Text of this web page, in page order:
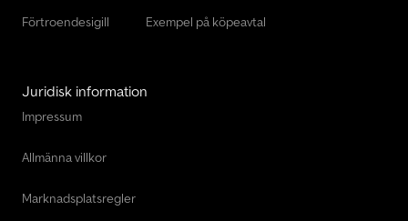
Förtroendesigill Exempel på köpeavtal
Juridisk information
Impressum
Allmänna villkor
Marknadsplatsregler